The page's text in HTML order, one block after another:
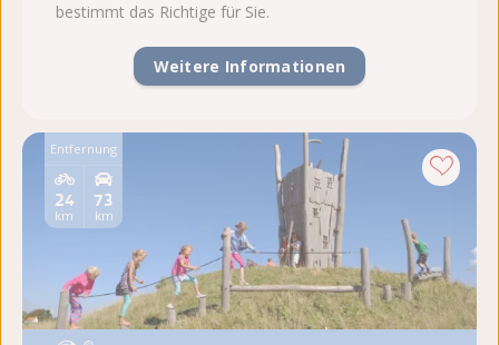
Entfernung
73
km
24
km
bestimmt das Richtige für Sie.
Weitere Informationen